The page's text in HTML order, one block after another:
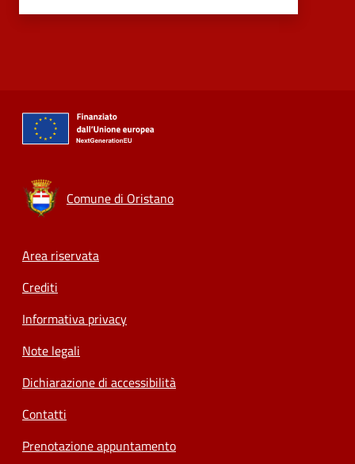
Comune di Oristano
Footer menu
Area riservata
Crediti
Informativa privacy
Note legali
Dichiarazione di accessibilità
Contatti
Prenotazione appuntamento